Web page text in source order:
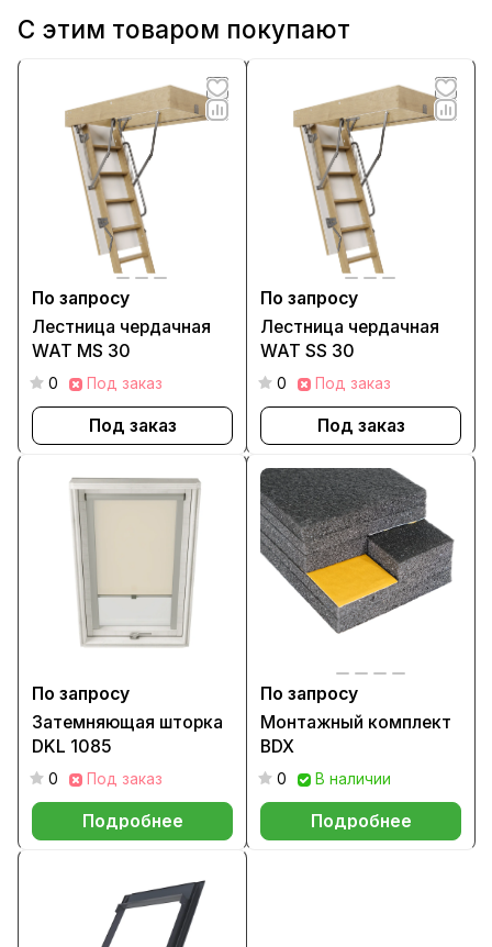
С этим товаром покупают
По запросу
Лестница чердачная
WAT MS 30
0 Под заказ
Под заказ
По запросу
Лестница чердачная
WAT SS 30
0 Под заказ
Под заказ
По запросу
Затемняющая шторка
DKL 1085
0 Под заказ
Подробнее
По запросу
Монтажный комплект
BDX
0 В наличии
Подробнее